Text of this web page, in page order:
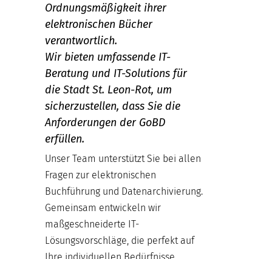
Ordnungsmäßigkeit ihrer
elektronischen Bücher
verantwortlich.
Wir bieten umfassende IT-
Beratung und IT-Solutions für
die Stadt St. Leon-Rot, um
sicherzustellen, dass Sie die
Anforderungen der GoBD
erfüllen.
Unser Team unterstützt Sie bei allen
Fragen zur elektronischen
Buchführung und Datenarchivierung.
Gemeinsam entwickeln wir
maßgeschneiderte IT-
Lösungsvorschläge, die perfekt auf